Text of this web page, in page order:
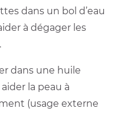
dans un bol d’eau
à dégager les
dans une huile
la peau à
(usage externe